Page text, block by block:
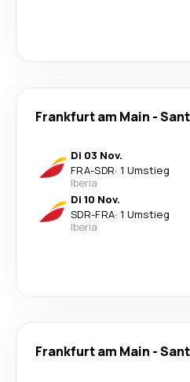
Frankfurt am Main -
Di 03 Nov.
FRA-SDR· 1 Umstieg
Iberia
Di 10 Nov.
SDR-FRA· 1 Umstieg
Iberia
Frankfurt am Main -